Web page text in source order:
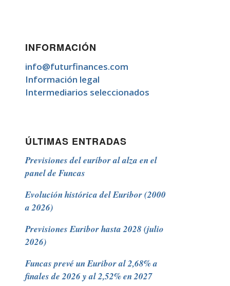
INFORMACIÓN
info@futurfinances.com
Información legal
Intermediarios seleccionados
ÚLTIMAS ENTRADAS
Previsiones del euríbor al alza en el
panel de Funcas
Evolución histórica del Euribor (2000
a 2026)
Previsiones Euribor hasta 2028 (julio
2026)
Funcas prevé un Euribor al 2,68% a
finales de 2026 y al 2,52% en 2027